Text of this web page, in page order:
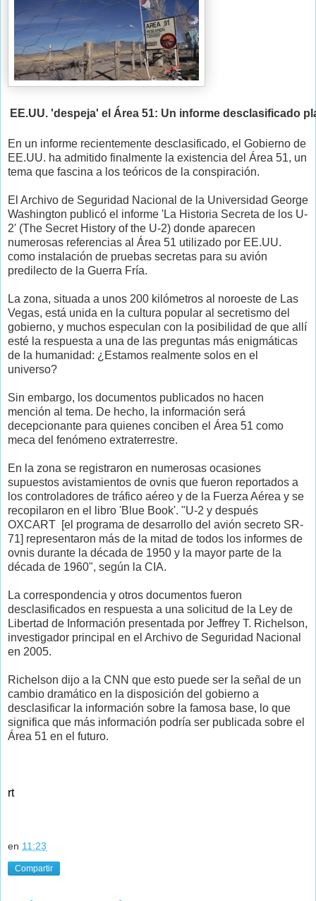
EE.UU. 'despeja' el Área 51: Un informe desclasificado
En un informe recientemente desclasificado, el Gobierno de
EE.UU. ha admitido finalmente la existencia del Área 51, un
tema que fascina a los teóricos de la conspiración.
El Archivo de Seguridad Nacional de la Universidad George
Washington publicó el informe 'La Historia Secreta de los U-
2' (The Secret History of the U-2) donde aparecen
numerosas referencias al Área 51 utilizado por EE.UU.
como instalación de pruebas secretas para su avión
predilecto de la Guerra Fría.
La zona, situada a unos 200 kilómetros al noroeste de Las
Vegas, está unida en la cultura popular al secretismo del
gobierno, y muchos especulan con la posibilidad de que allí
esté la respuesta a una de las preguntas más enigmáticas
de la humanidad: ¿Estamos realmente solos en el
universo?
Sin embargo, los documentos publicados no hacen
mención al tema. De hecho, la información será
decepcionante para quienes conciben el Área 51 como
meca del fenómeno extraterrestre.
En la zona se registraron en numerosas ocasiones
supuestos avistamientos de ovnis que fueron reportados a
los controladores de tráfico aéreo y de la Fuerza Aérea y se
recopilaron en el libro 'Blue Book'. "U-2 y después
OXCART [el programa de desarrollo del avión secreto SR-
71] representaron más de la mitad de todos los informes de
ovnis durante la década de 1950 y la mayor parte de la
década de 1960", según la CIA.
La correspondencia y otros documentos fueron
desclasificados en respuesta a una solicitud de la Ley de
Libertad de Información presentada por Jeffrey T. Richelson,
investigador principal en el Archivo de Seguridad Nacional
en 2005.
Richelson dijo a la CNN que esto puede ser la señal de un
cambio dramático en la disposición del gobierno a
desclasificar la información sobre la famosa base, lo que
significa que más información podría ser publicada sobre el
Área 51 en el futuro.
rt
en 11:23
Compartir